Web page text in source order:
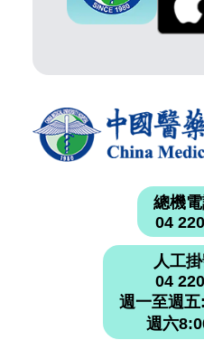
總機
04
人工
04
週一至週
週六